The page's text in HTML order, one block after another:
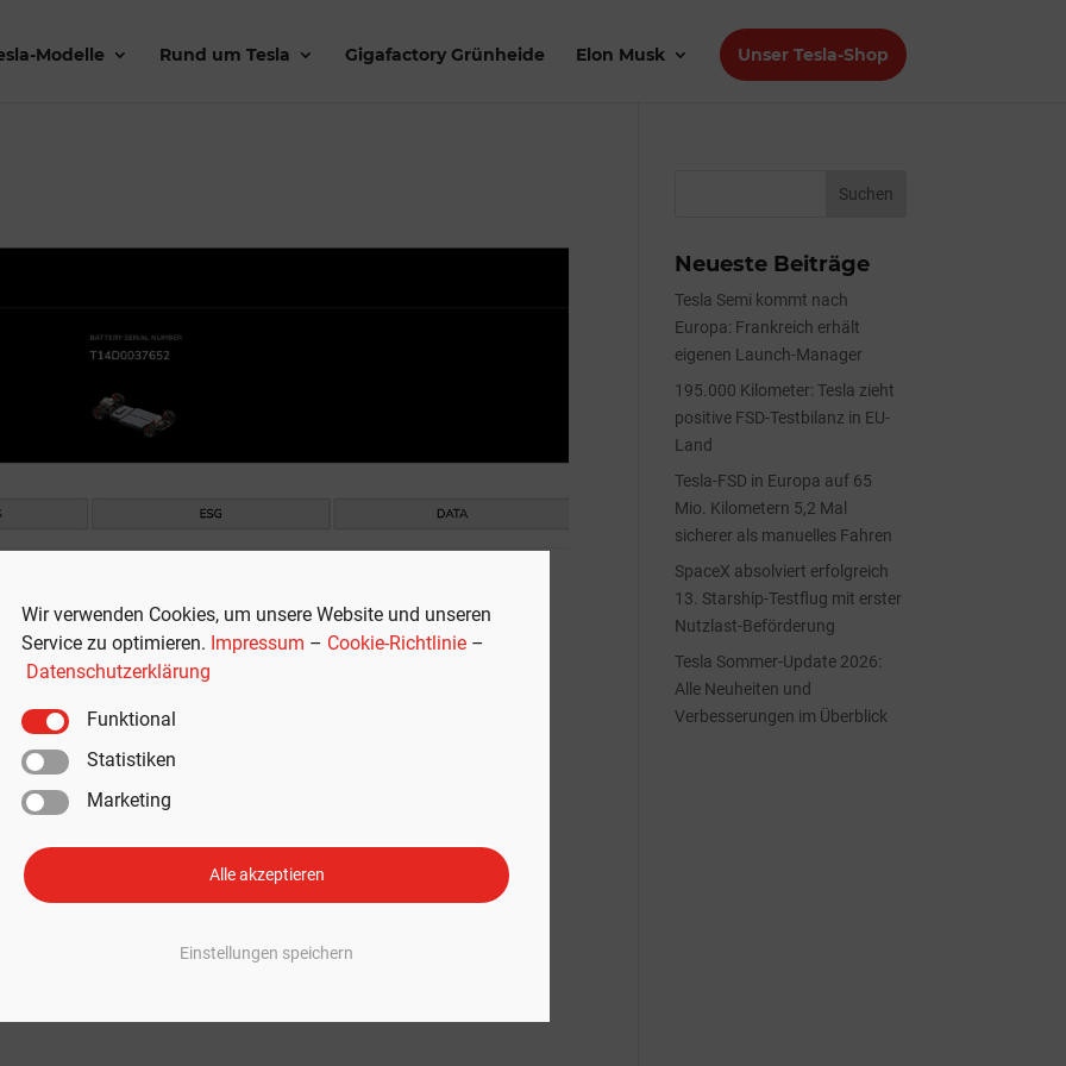
Wir verwenden Cookies, um unsere Website und unseren
Service zu optimieren. Impressum – Cookie-Richtlinie –
Datenschutzerklärung
Funktional
Statistiken
Marketing
Alle akzeptieren
Einstellungen speichern
Modelle Rund um Tesla Gigafactory Grünheide Elon Musk Unser Tesla-Shop
aus: Mehr Transparenz bei
die in E-Auto-Batterien eingesetzten Materialien stammen. Dies soll
Neueste Beiträge
Tesla Semi kommt nach
Europa: Frankreich erhält
eigenen Launch-Manager
195.000 Kilometer: Tesla zieht
positive FSD-Testbilanz in EU-
Land
Tesla-FSD in Europa auf 65
Mio. Kilometern 5,2 Mal
sicherer als manuelles Fahren
SpaceX absolviert erfolgreich
13. Starship-Testflug mit erster
Nutzlast-Beförderung
Tesla Sommer-Update 2026:
Alle Neuheiten und
Verbesserungen im Überblick